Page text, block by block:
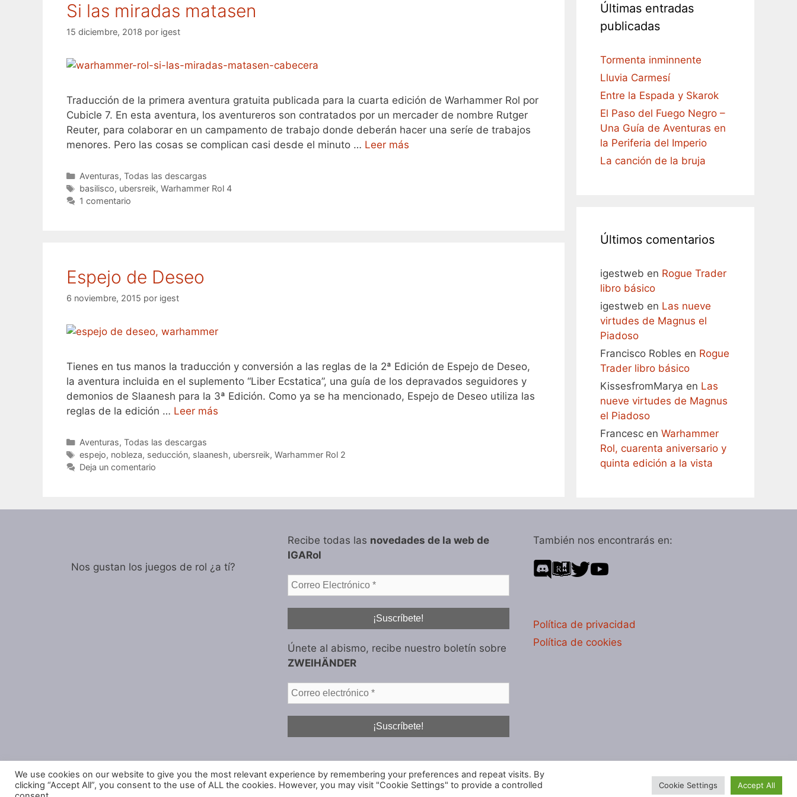
Si las miradas matasen
15 diciembre, 2018 por igest
Traducción de la primera aventura gratuita publicada para la cuarta edición de Warhammer Rol por
Cubicle 7. En esta aventura, los aventureros son contratados por un mercader de nombre Rutger
Reuter, para colaborar en un campamento de trabajo donde deberán hacer una seríe de trabajos
menores. Pero las cosas se complican casi desde el minuto … Leer más
Categorías
Aventuras, Todas las descargas
Etiquetas
basilisco, ubersreik, Warhammer Rol 4
1 comentario
Espejo de Deseo
6 noviembre, 2015 por igest
Tienes en tus manos la traducción y conversión a las reglas de la 2ª Edición de Espejo de Deseo,
la aventura incluida en el suplemento “Liber Ecstatica”, una guía de los depravados seguidores y
demonios de Slaanesh para la 3ª Edición. Como ya se ha mencionado, Espejo de Deseo utiliza las
reglas de la edición … Leer más
Categorías
Aventuras, Todas las descargas
Etiquetas
espejo, nobleza, seducción, slaanesh, ubersreik, Warhammer Rol 2
Deja un comentario
Últimas entradas
publicadas
Tormenta inminnente
Lluvia Carmesí
Entre la Espada y Skarok
El Paso del Fuego Negro –
Una Guía de Aventuras en
la Periferia del Imperio
La canción de la bruja
Últimos comentarios
igestweb en Rogue Trader
libro básico
igestweb en Las nueve
virtudes de Magnus el
Piadoso
Francisco Robles en Rogue
Trader libro básico
KissesfromMarya en Las
nueve virtudes de Magnus
el Piadoso
Francesc en Warhammer
Rol, cuarenta aniversario y
quinta edición a la vista
Nos gustan los juegos de rol ¿a tí?
Recibe todas las novedades de la web de
IGARol
Únete al abismo, recibe nuestro boletín sobre
ZWEIHÄNDER
También nos encontrarás en:
Política de privacidad
Política de cookies
© 2026 IGARol Estudio• Creado con GeneratePress
We use cookies on our website to give you the most relevant experience by remembering your preferences and repeat visits. By
clicking “Accept All”, you consent to the use of ALL the cookies. However, you may visit "Cookie Settings" to provide a controlled
Cookie Settings Accept All